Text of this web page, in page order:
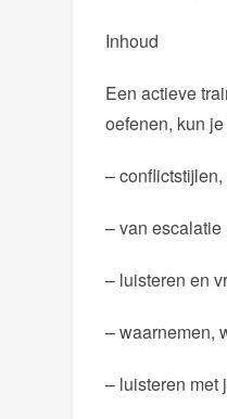
Inhoud
Een actieve
oefenen, kun
–
– van
– luisteren en
– waarnemen,
– luisteren met